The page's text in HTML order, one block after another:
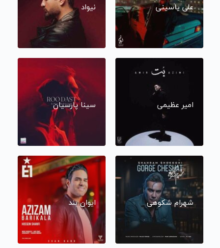
علی یاسینی نیواد
امیر عظیمی سینا پارسیان
شهرام شکوهی ایوان بند